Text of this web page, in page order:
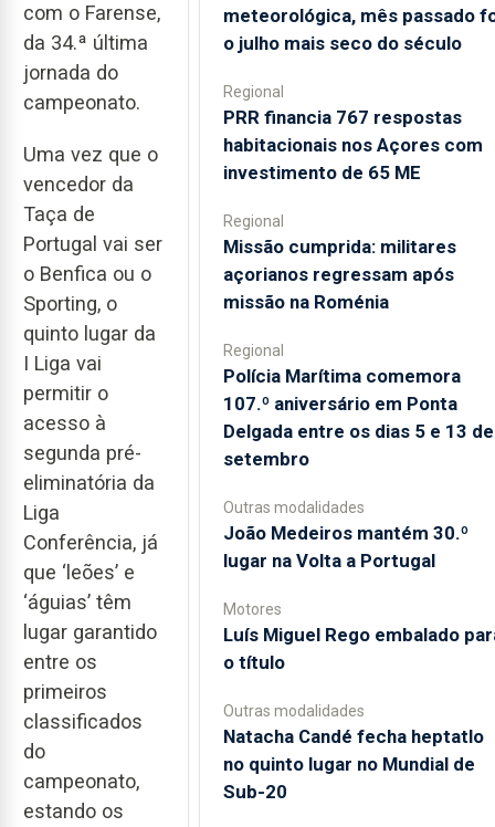
com o Farense,
da 34.ª última
jornada do
campeonato.
Uma vez que o
vencedor da
Taça de
Portugal vai ser
o Benfica ou o
Sporting, o
quinto lugar da
I Liga vai
permitir o
acesso à
segunda pré-
eliminatória da
Liga
Conferência, já
que ‘leões’ e
‘águias’ têm
lugar garantido
entre os
primeiros
classificados
do
campeonato,
estando os
meteorológica, mês passado
o julho mais seco do século
Regional
PRR financia 767 respostas
habitacionais nos Açores com
investimento de 65 ME
Regional
Missão cumprida: militares
açorianos regressam após
missão na Roménia
Regional
Polícia Marítima comemora
107.º aniversário em Ponta
Delgada entre os dias 5 e 13 de
setembro
Outras modalidades
João Medeiros mantém 30.º
lugar na Volta a Portugal
Motores
Luís Miguel Rego embalado
o título
Outras modalidades
Natacha Candé fecha heptatlo
no quinto lugar no Mundial de
Sub-20